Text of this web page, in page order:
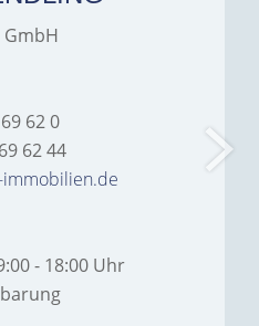
62 0
62 44
immobilien.de
- 18:00 Uhr